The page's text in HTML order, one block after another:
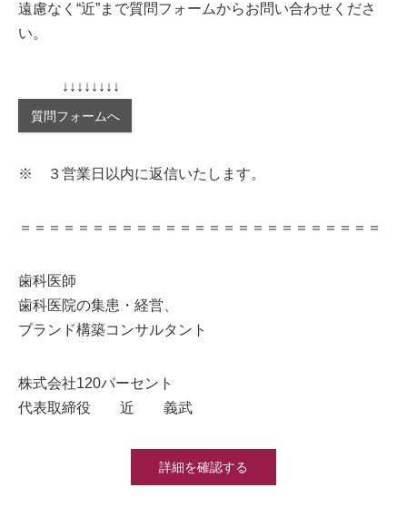
遠慮なく“近”まで質問フォームからお問い合わせくださ
い。
↓↓↓↓↓↓↓↓
質問フォームへ
※ ３営業日以内に返信いたします。
＝＝＝＝＝＝＝＝＝＝＝＝＝＝＝＝＝＝＝＝＝＝＝＝＝
歯科医師
歯科医院の集患・経営、
ブランド構築コンサルタント
株式会社120パーセント
代表取締役 近 義武
詳細を確認する